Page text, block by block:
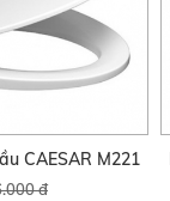
CAESAR M221
đ